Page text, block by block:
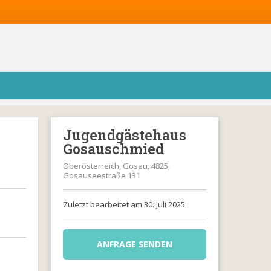
Jugendgästehaus
Gosauschmied
Oberösterreich, Gosau, 4825,
Gosauseestraße 131
Zuletzt bearbeitet am 30. Juli 2025
ANFRAGE SENDEN